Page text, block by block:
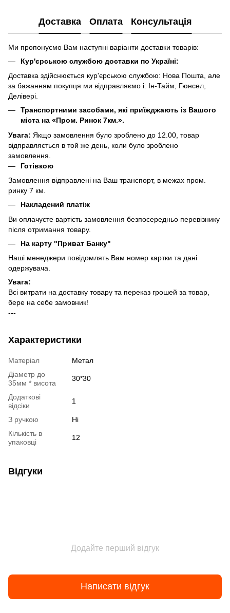
Доставка Оплата Консультація
Ми пропонуємо Вам наступні варіанти доставки товарів:
Кур'єрською службою доставки по Україні:
Доставка здійснюється кур'єрською службою: Нова Пошта, але
за бажанням покупця ми відправляємо і: Ін-Тайм, Гюнсел,
Делівері.
Транспортними засобами, які приїжджають із Вашого
міста на «Пром. Ринок 7км.».
Увага: Якщо замовлення було зроблено до 12.00, товар
відправляється в той же день, коли було зроблено
замовлення.
Готівкою
Замовлення відправлені на Ваш транспорт, в межах пром.
ринку 7 км.
Накладений платіж
Ви оплачуєте вартість замовлення безпосередньо перевізнику
після отримання товару.
На карту "Приват Банку"
Наші менеджери повідомлять Вам номер картки та дані
одержувача.
Увага:
Всі витрати на доставку товару та переказ грошей за товар,
бере на себе замовник!
---
Характеристики
Матеріал
Метал
Діаметр до
35мм * висота
30*30
Додаткові
відсіки
1
З ручкою
Ні
Кількість в
упаковці
12
Відгуки
Додайте перший відгук
Написати відгук